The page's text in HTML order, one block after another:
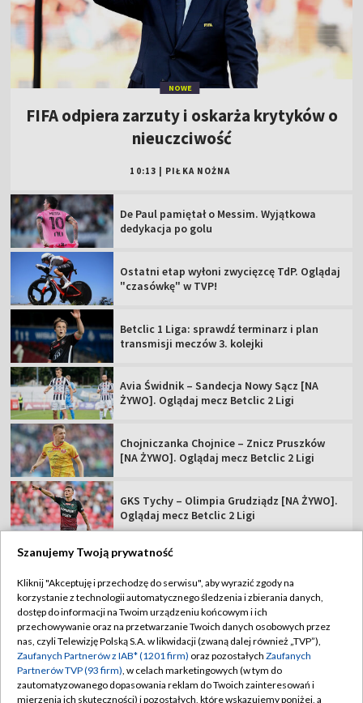
NOWE
FIFA odpiera zarzuty i oskarża krytyków o
nieuczciwość
10:13 PIŁKA NOŻNA
De Paul pamiętał o Messim. Wyjątkowa
dedykacja po golu
Ostatni etap wyłoni zwycięzcę TdP. Oglądaj
"czasówkę" w TVP!
Betclic 1 Liga: sprawdź terminarz i plan
transmisji meczów 3. kolejki
Avia Świdnik – Sandecja Nowy Sącz [NA
ŻYWO]. Oglądaj mecz Betclic 2 Ligi
Chojniczanka Chojnice – Znicz Pruszków
[NA ŻYWO]. Oglądaj mecz Betclic 2 Ligi
GKS Tychy – Olimpia Grudziądz [NA ŻYWO].
Oglądaj mecz Betclic 2 Ligi
TVP
Abonament TVP
Sklep TVP
Biuro Reklamy
Regulamin TVP
Polityka prywatności
Moje zgody
Szanujemy Twoją prywatność
Kliknij "Akceptuję i przechodzę do serwisu", aby wyrazić zgody na
korzystanie z technologii automatycznego śledzenia i zbierania danych,
dostęp do informacji na Twoim urządzeniu końcowym i ich
przechowywanie oraz na przetwarzanie Twoich danych osobowych przez
nas, czyli Telewizję Polską S.A. w likwidacji (zwaną dalej również „TVP”),
Zaufanych Partnerów z IAB* (1201 firm) oraz pozostałych Zaufanych
Partnerów TVP (93 firm), w celach marketingowych (w tym do
zautomatyzowanego dopasowania reklam do Twoich zainteresowań i
mierzenia ich skuteczności) i pozostałych, które wskazujemy poniżej, a